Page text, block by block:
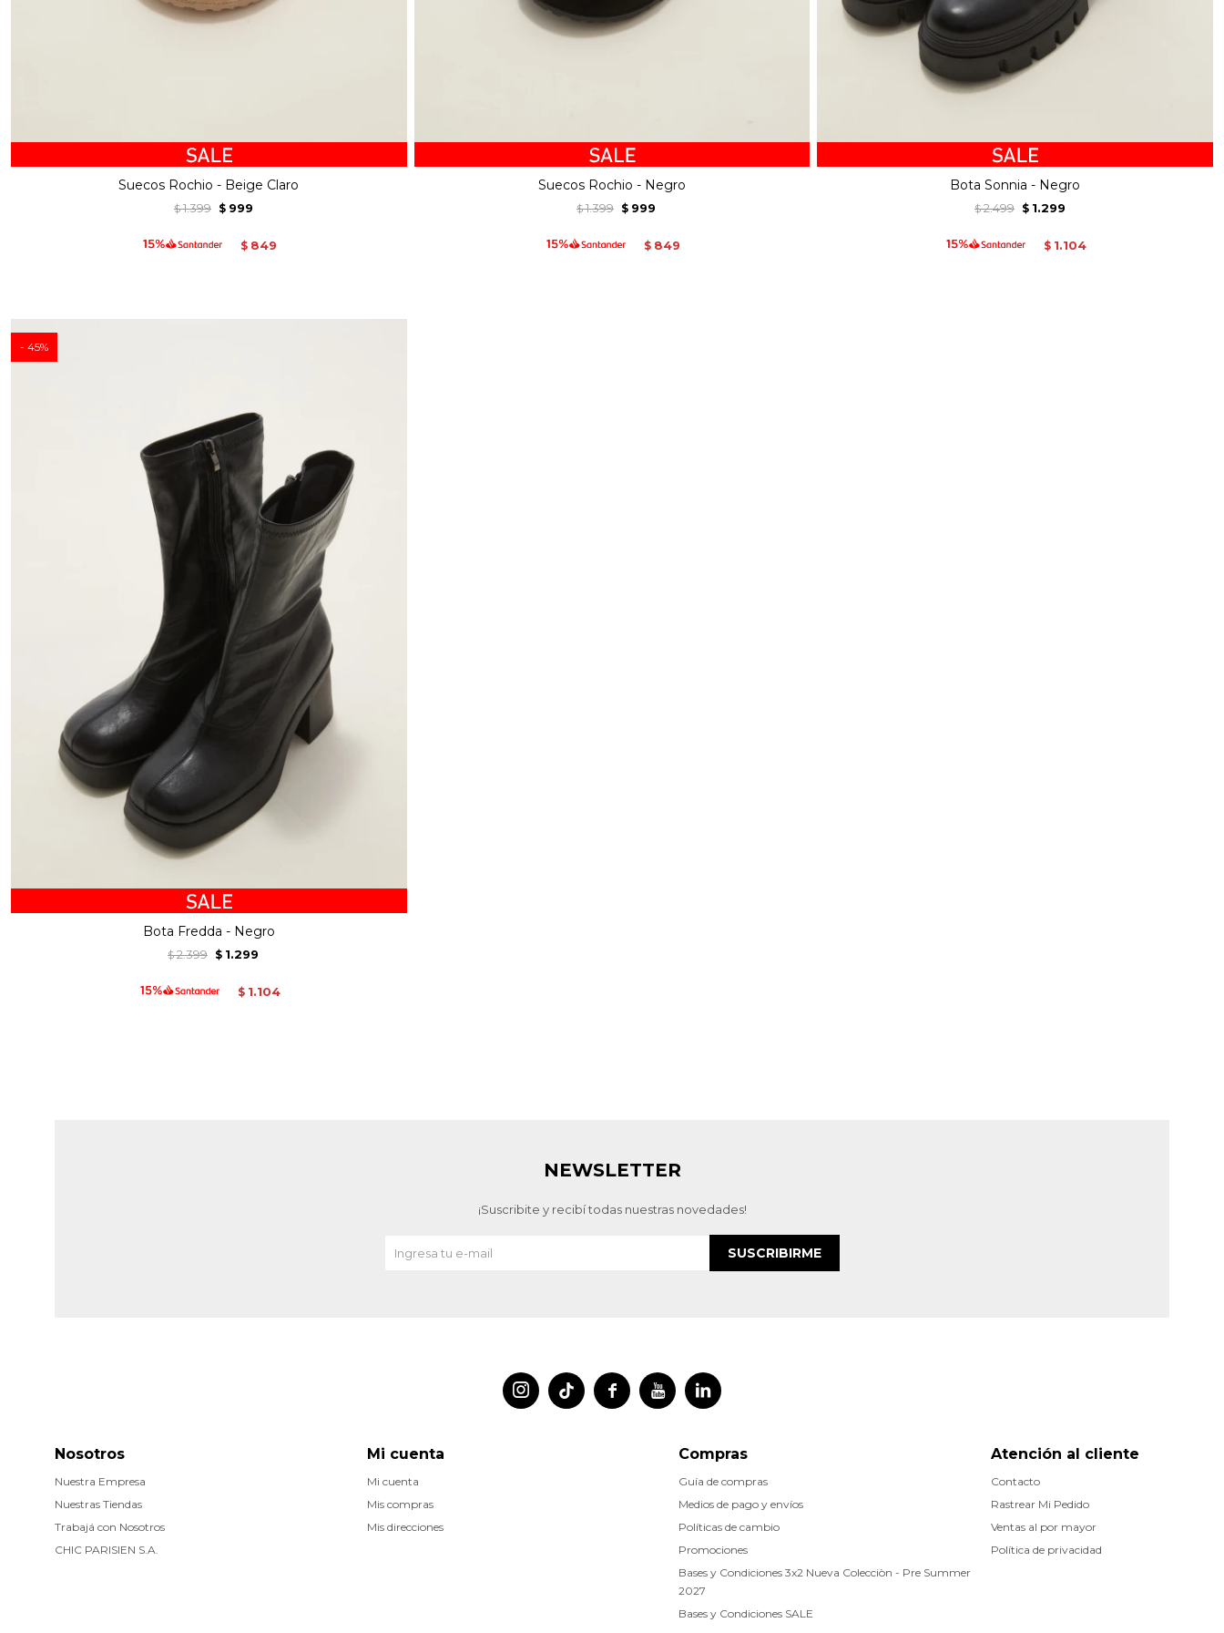
Suecos Rochio - Beige Claro
$ 1.399 $ 999
$ 849
Suecos Rochio - Negro
$ 1.399 $ 999
$ 849
Bota Sonnia - Negro
$ 2.499 $ 1.299
$ 1.104
45
Bota Fredda - Negro
$ 2.399 $ 1.299
$ 1.104
 
 
Atención al cliente
Contacto
Rastrear Mi Pedido
Ventas al por mayor
Política de privacidad
Nosotros
Nuestra Empresa
Nuestras Tiendas
Trabajá con Nosotros
CHIC PARISIEN S.A.
Compras
Guía de compras
Medios de pago y envíos
Políticas de cambio
Promociones
Bases y Condiciones 3x2 Nueva Colecciòn - Pre Summer
2027
Bases y Condiciones SALE
Mi cuenta
Mi cuenta
Mis compras
Mis direcciones
NEWSLETTER
¡Suscribite y recibí todas nuestras novedades!
SUSCRIBIRME